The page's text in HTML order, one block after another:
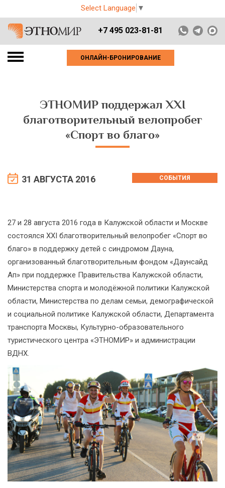
Select Language ▼
+7 495 023-81-81
ОНЛАЙН-БРОНИРОВАНИЕ
ЭТНОМИР поддержал ХХI
благотворительный велопробег
«Спорт во благо»
31 АВГУСТА 2016 СОБЫТИЯ
27 и 28 августа 2016 года в Калужской области и Москве
состоялся ХХI благотворительный велопробег «Спорт во
благо» в поддержку детей с синдромом Дауна,
организованный благотворительным фондом «Даунсайд
Ап» при поддержке Правительства Калужской области,
Министерства спорта и молодёжной политики Калужской
области, Министерства по делам семьи, демографической
и социальной политике Калужской области, Департамента
транспорта Москвы, Культурно-образовательного
туристического центра «ЭТНОМИР» и администрации
ВДНХ.